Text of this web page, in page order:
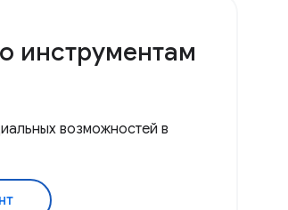
инструментам
возможностей в